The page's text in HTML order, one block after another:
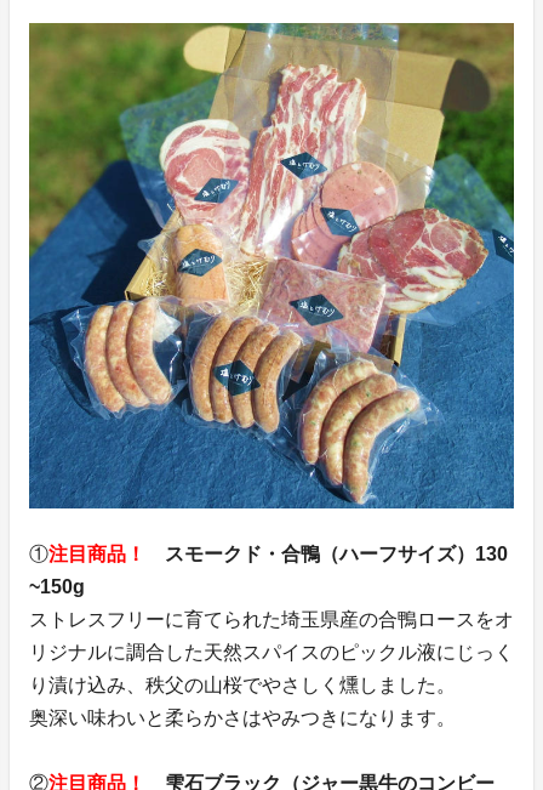
①注目商品！
スモークド・合鴨（ハーフサイズ）130
~150g
ストレスフリーに育てられた埼玉県産の合鴨ロースをオ
リジナルに調合した天然スパイスのピックル液にじっく
り漬け込み、秩父の山桜でやさしく燻しました。
奥深い味わいと柔らかさはやみつきになります。
②注目商品！
雫石ブラック（ジャー黒牛のコンビー